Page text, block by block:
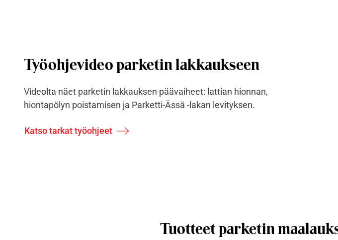
Työohjevideo parketin lakkaukseen
Videolta näet parketin lakkauksen päävaiheet: lattian hionnan,
hiontapölyn poistamisen ja Parketti-Ässä -lakan levityksen.
Katso tarkat työohjeet
Tuotteet parketin